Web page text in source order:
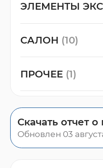
ЭЛЕМЕНТЫ
САЛОН (10)
ПРОЧЕЕ (1)
Скачать отчет
Обновлен 03